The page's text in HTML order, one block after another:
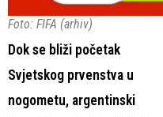
Foto: FIFA (arhiv)
Dok se bliži početak
Svjetskog prvenstva u
nogometu, argentinski